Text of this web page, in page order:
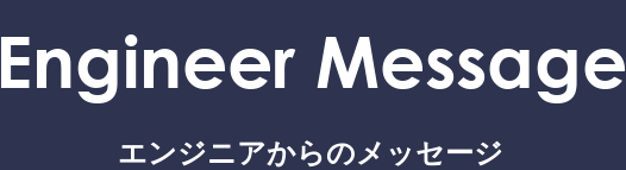
Engineer Message
エンジニアからのメッセージ